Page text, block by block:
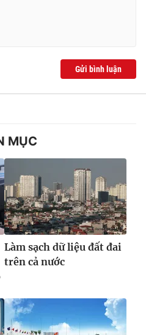
Gửi bình luận
MỤC
Làm sạch dữ liệu đất đai
trên cả nước